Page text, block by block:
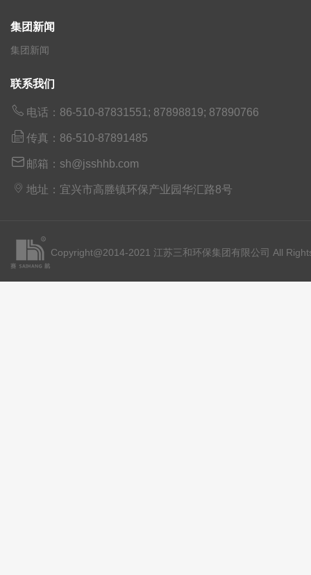
集团新闻
集团新闻
联系我们
 电话：86-510-87831551; 87898819; 87890766
 传真：86-510-87891485
 邮箱：sh@jsshhb.com
 地址：宜兴市高塍镇环保产业园华汇路8号
Copyright@2014-2021 江苏三和环保集团有限公司 All